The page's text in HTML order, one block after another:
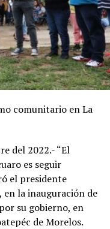
comunitario en La
del 2022.- “El
es seguir
el presidente
la inauguración de
su gobierno, en
de Morelos.